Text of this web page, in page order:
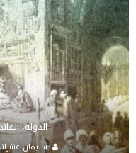
الدولة،
سليمان